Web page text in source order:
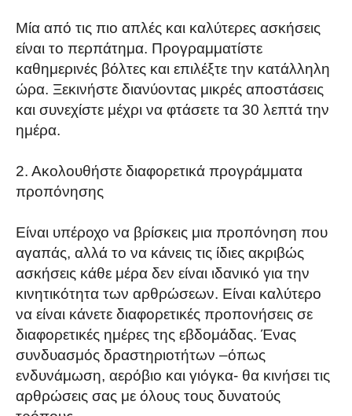
Μία από τις πιο απλές και καλύτερες ασκήσεις
είναι το περπάτημα. Προγραμματίστε
καθημερινές βόλτες και επιλέξτε την κατάλληλη
ώρα. Ξεκινήστε διανύοντας μικρές αποστάσεις
και συνεχίστε μέχρι να φτάσετε τα 30 λεπτά την
ημέρα.
2. Ακολουθήστε διαφορετικά προγράμματα
προπόνησης
Είναι υπέροχο να βρίσκεις μια προπόνηση που
αγαπάς, αλλά το να κάνεις τις ίδιες ακριβώς
ασκήσεις κάθε μέρα δεν είναι ιδανικό για την
κινητικότητα των αρθρώσεων. Είναι καλύτερο
να είναι κάνετε διαφορετικές προπονήσεις σε
διαφορετικές ημέρες της εβδομάδας. Ένας
συνδυασμός δραστηριοτήτων –όπως
ενδυνάμωση, αερόβιο και γιόγκα- θα κινήσει τις
αρθρώσεις σας με όλους τους δυνατούς